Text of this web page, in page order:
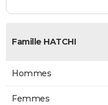
Famille HATCHI
Hommes
Femmes